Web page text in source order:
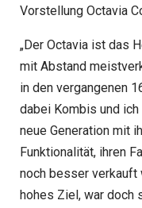
Vorstellung Octavia
„Der Octavia ist das
mit Abstand
in den vergangenen
dabei Kombis und
neue Generation mit
Funktionalität, ihren
noch besser verkauft
hohes Ziel, war doch